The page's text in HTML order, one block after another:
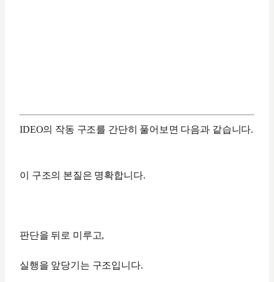
IDEO의 작동 구조를 간단히 풀어보면 다음과 같습니다.
이 구조의 본질은 명확합니다.
판단을 뒤로 미루고,
실행을 앞당기는 구조입니다.